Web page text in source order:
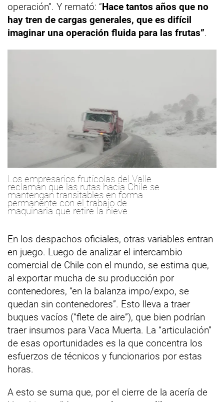
operación”. Y remató: “Hace tantos años que no
hay tren de cargas generales, que es difícil
imaginar una operación fluida para las frutas”.
Los empresarios frutícolas del Valle
reclaman que las rutas hacia Chile se
mantengan transitables en forma
permanente con el trabajo de
maquinaria que retire la nieve.
En los despachos oficiales, otras variables entran
en juego. Luego de analizar el intercambio
comercial de Chile con el mundo, se estima que,
al exportar mucha de su producción por
contenedores, “en la balanza impo/expo, se
quedan sin contenedores”. Esto lleva a traer
buques vacíos (“flete de aire”), que bien podrían
traer insumos para Vaca Muerta. La “articulación”
de esas oportunidades es la que concentra los
esfuerzos de técnicos y funcionarios por estas
horas.
A esto se suma que, por el cierre de la acería de